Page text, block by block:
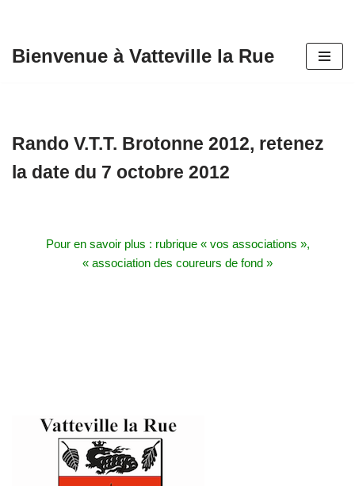
Bienvenue à Vatteville la Rue
Rando V.T.T. Brotonne 2012, retenez
la date du 7 octobre 2012
Pour en savoir plus : rubrique « vos associations »,
« association des coureurs de fond »